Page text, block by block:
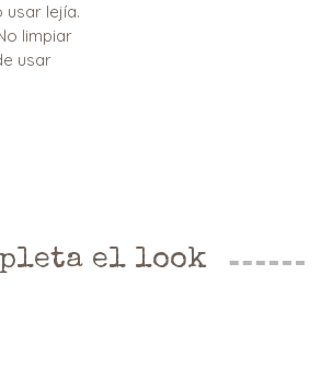
usar lejía.
limpiar
usar
el look